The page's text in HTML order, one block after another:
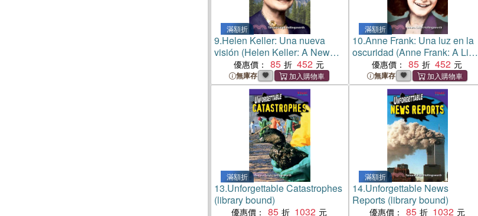
滿額折
9.Helen Keller: Una nueva
visión (Helen Keller: A New
Vision)優惠價： 85 452
無庫存
滿額折
10.Anne Frank: Una luz en la
oscuridad (Anne Frank: A Light
in the Dark)
優惠價： 85 452
無庫存
滿額折
13.Unforgettable Catastrophes
(library bound)
優惠價： 85 1032
滿額折
14.Unforgettable News
Reports (library bound)
優惠價： 85 1032